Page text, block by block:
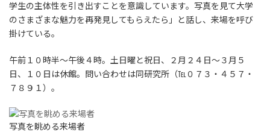
学生の主体性を引き出すことを意識しています。写真を見て大学
のさまざまな魅力を再発見してもらえたら」と話し、来場を呼び
掛けている。
午前１０時半～午後４時。土日曜と祝日、２月２４日～３月５
日、１０日は休館。問い合わせは同研究所（℡０７３・４５７・
７８９１）。
写真を眺める来場者